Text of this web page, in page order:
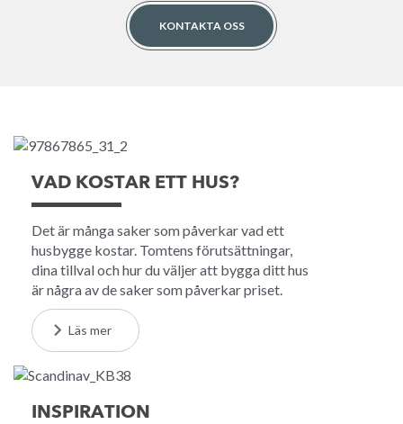
KONTAKTA OSS
VAD KOSTAR ETT HUS?
Det är många saker som påverkar vad ett
husbygge kostar. Tomtens förutsättningar,
dina tillval och hur du väljer att bygga ditt hus
är några av de saker som påverkar priset.
Läs mer
INSPIRATION